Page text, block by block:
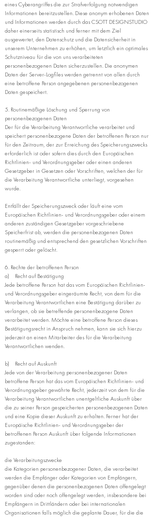
eines Cyberangriffes die zur Strafverfolgung notwendigen
Informationen bereitzustellen. Diese anonym erhobenen Daten
und Informationen werden durch das CSOTT DESIGNSTUDIO
daher einerseits statistisch und ferner mit dem Ziel
ausgewertet, den Datenschutz und die Datensicherheit in
unserem Unternehmen zu erhöhen, um letztlich ein optimales
Schutzniveau für die von uns verarbeiteten
personenbezogenen Daten sicherzustellen. Die anonymen
Daten der Server-Logfiles werden getrennt von allen durch
eine betroffene Person angegebenen personenbezogenen
Daten gespeichert.
5. Routinemäßige Löschung und Sperrung von
personenbezogenen Daten
Der für die Verarbeitung Verantwortliche verarbeitet und
speichert personenbezogene Daten der betroffenen Person nur
für den Zeitraum, der zur Erreichung des Speicherungszwecks
erforderlich ist oder sofern dies durch den Europäischen
Richtlinien- und Verordnungsgeber oder einen anderen
Gesetzgeber in Gesetzen oder Vorschriften, welchen der für
die Verarbeitung Verantwortliche unterliegt, vorgesehen
wurde.
Entfällt der Speicherungszweck oder läuft eine vom
Europäischen Richtlinien- und Verordnungsgeber oder einem
anderen zuständigen Gesetzgeber vorgeschriebene
Speicherfrist ab, werden die personenbezogenen Daten
routinemäßig und entsprechend den gesetzlichen Vorschriften
gesperrt oder gelöscht.
6. Rechte der betroffenen Person
a) Recht auf Bestätigung
Jede betroffene Person hat das vom Europäischen Richtlinien-
und Verordnungsgeber eingeräumte Recht, von dem für die
Verarbeitung Verantwortlichen eine Bestätigung darüber zu
verlangen, ob sie betreffende personenbezogene Daten
verarbeitet werden. Möchte eine betroffene Person dieses
Bestätigungsrecht in Anspruch nehmen, kann sie sich hierzu
jederzeit an einen Mitarbeiter des für die Verarbeitung
Verantwortlichen wenden.
b) Recht auf Auskunft
Jede von der Verarbeitung personenbezogener Daten
betroffene Person hat das vom Europäischen Richtlinien- und
Verordnungsgeber gewährte Recht, jederzeit von dem für die
Verarbeitung Verantwortlichen unentgeltliche Auskunft über
die zu seiner Person gespeicherten personenbezogenen Daten
und eine Kopie dieser Auskunft zu erhalten. Ferner hat der
Europäische Richtlinien- und Verordnungsgeber der
betroffenen Person Auskunft über folgende Informationen
zugestanden:
die Verarbeitungszwecke
die Kategorien personenbezogener Daten, die verarbeitet
werden die Empfänger oder Kategorien von Empfängern,
gegenüber denen die personenbezogenen Daten offengelegt
worden sind oder noch offengelegt werden, insbesondere bei
Empfängern in Drittländern oder bei internationalen
Organisationen falls möglich die geplante Dauer, für die die